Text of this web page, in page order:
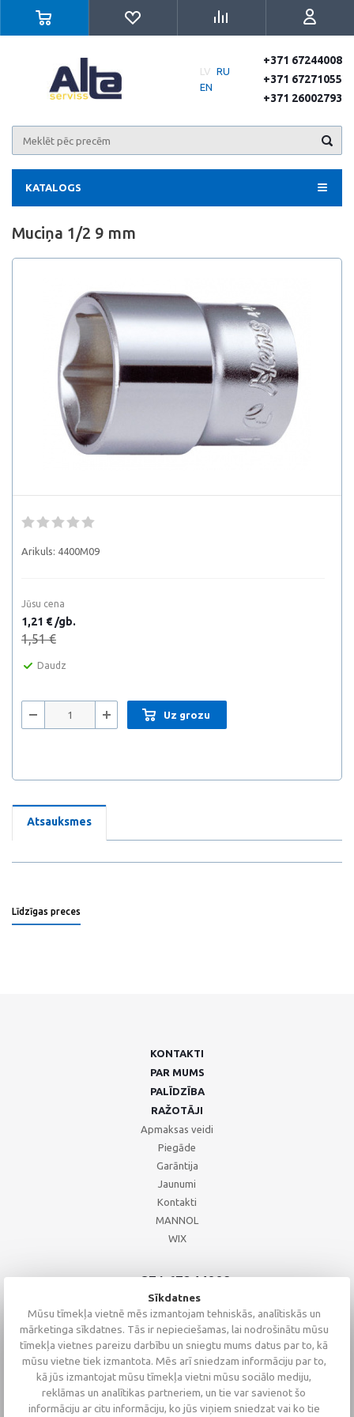
LV RU
EN
+371 67244008
+371 67271055
+371 26002793
KATALOGS
Muciņa 1/2 9 mm
Arikuls: 4400M09
Jūsu cena
1,21 € /gb.
1,51 €
Daudz
Uz grozu
Atsauksmes
Līdzīgas preces
KONTAKTI
PAR MUMS
PALĪDZĪBA
RAŽOTĀJI
Apmaksas veidi
Piegāde
Garāntija
Jaunumi
Kontakti
MANNOL
WIX
+371 67244008
+371 67271055
+371 26002793
Sīkdatnes
Mūsu tīmekļa vietnē mēs izmantojam tehniskās, analītiskās un
mārketinga sīkdatnes. Tās ir nepieciešamas, lai nodrošinātu mūsu
tīmekļa vietnes pareizu darbību un sniegtu mums datus par to, kā
mūsu vietne tiek izmantota. Mēs arī sniedzam informāciju par to,
kā jūs izmantojat mūsu tīmekļa vietni mūsu sociālo mediju,
reklāmas un analītikas partneriem, un tie var savienot šo
informāciju ar citu informāciju, ko jūs viņiem sniedzat vai ko tie